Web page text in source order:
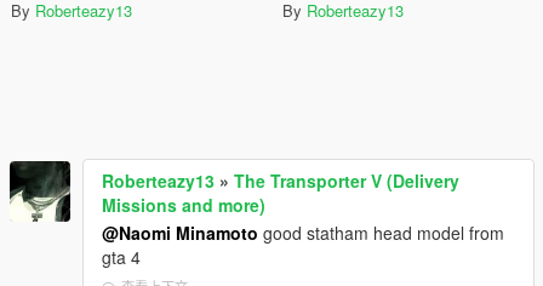
By Roberteazy13 By Roberteazy13
Roberteazy13 » The Transporter V (Delivery
Missions and more)
@Naomi Minamoto good statham head model from
gta 4